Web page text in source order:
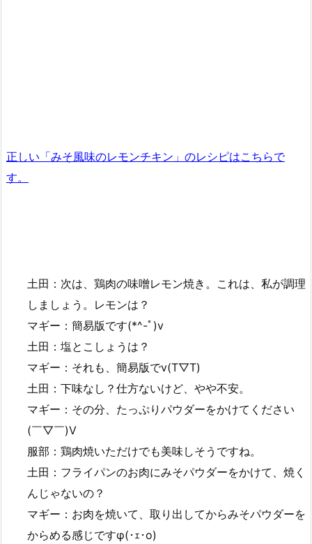
正しい 「みそ風味のレモンチキン」のレシピはこちらで
す。
土田：次は、鶏肉の味噌レモン焼き。これは、私が調理
しましょう。レモンは？
マギー：簡易版です(*^-ﾟ)v
土田：塩とこしょうは？
マギー：それも、簡易版でv(T▽T)
土田：下味なし？仕方ないけど、やや不安。
マギー：その分、たっぷりパウダーをかけてください
(￣▽￣)V
服部：鶏肉焼いただけでも美味しそうですね。
土田：フライパンのお肉にみそパウダーをかけて、焼く
んじゃないの？
マギー：お肉を焼いて、取り出してからみそパウダーを
からめる感じですφ(･ｪ･o)